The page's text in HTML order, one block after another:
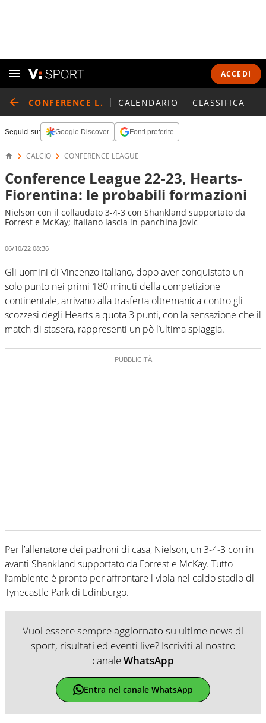
ACCEDI
CONFERENCE L. CALENDARIO CLASSIFICA
Seguici su: Google Discover Fonti preferite
CALCIO CONFERENCE LEAGUE
Conference League 22-23, Hearts-
Fiorentina: le probabili formazioni
Nielson con il collaudato 3-4-3 con Shankland supportato da
Forrest e McKay; Italiano lascia in panchina Jovic
06/10/22 08:36
Gli uomini di Vincenzo Italiano, dopo aver conquistato un
solo punto nei primi 180 minuti della competizione
continentale, arrivano alla trasferta oltremanica contro gli
scozzesi degli Hearts a quota 3 punti, con la sensazione che il
match di stasera, rappresenti un pò l’ultima spiaggia.
Per l’allenatore dei padroni di casa, Nielson, un 3-4-3 con in
avanti Shankland supportato da Forrest e McKay. Tutto
l’ambiente è pronto per affrontare i viola nel caldo stadio di
Tynecastle Park di Edinburgo.
Vuoi essere sempre aggiornato su ultime news di
sport, risultati ed eventi live? Iscriviti al nostro
canaleWhatsApp
Entra nel canale WhatsApp